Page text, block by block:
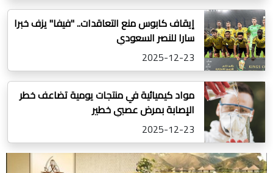
إيقاف كابوس منع التعاقدات.. "فيفا" يزف خبرا
سارا للنصر السعودي
2025-12-23
مواد كيميائية في منتجات يومية تضاعف خطر
الإصابة بمرض عصبي خطير
2025-12-23